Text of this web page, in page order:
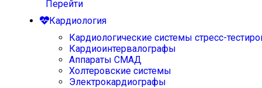
Перейти
Кардиология
Кардиологические системы стресс-
Кардиоинтервалографы
Аппараты СМАД
Холтеровские системы
Электрокардиографы